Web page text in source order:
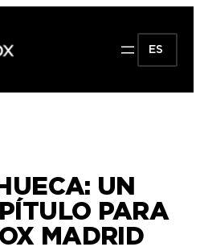
ES
UN
PARA
MADRID